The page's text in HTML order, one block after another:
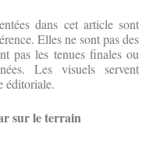
dans cet article sont
Elles ne sont pas des
pas les tenues finales ou
Les visuels servent
éditoriale.
sur le terrain